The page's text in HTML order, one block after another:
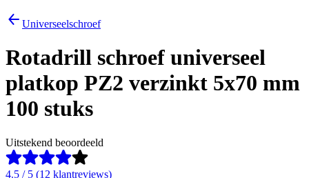
Universeelschroef
Rotadrill schroef universeel
platkop PZ2 verzinkt 5x70 mm
100 stuks
Uitstekend beoordeeld
4.5 / 5 (12 klantreviews)